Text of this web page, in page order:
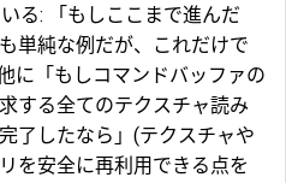
る: 「もしここまで進んだ
単純な例だが、これだけで
に「もしコマンドバッファの
する全てのテクスチャ読み
了したなら」(テクスチャや
を安全に再利用できる点を